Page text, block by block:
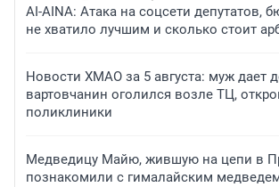
AI-AINA: Атака на соцсети депутатов,
не хватило лучшим и сколько стоит
Новости ХМАО за 5 августа: муж дает
вартовчанин оголился возле ТЦ,
поликлиники
Медведицу Майю, жившую на цепи в
познакомили с гималайским